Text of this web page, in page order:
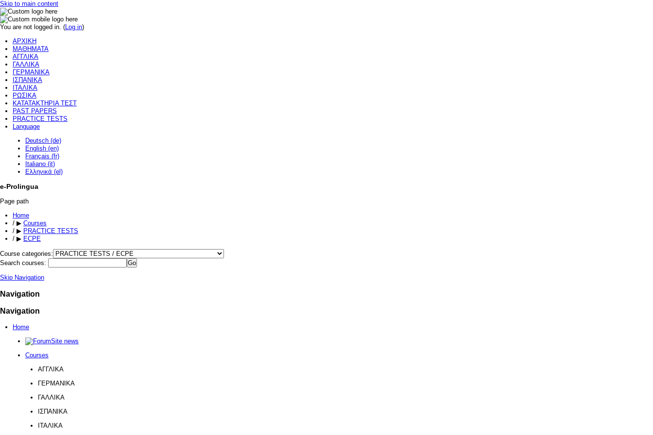
Skip to main content
You are not logged in. (Log in)
ΑΡΧΙΚΗ
ΜΑΘΗΜΑΤΑ
ΑΓΓΛΙΚΑ
ΓΑΛΛΙΚΑ
ΓΕΡΜΑΝΙΚΑ
ΙΣΠΑΝΙΚΑ
ΙΤΑΛΙΚΑ
ΡΩΣΙΚΑ
ΚΑΤΑΤΑΚΤΗΡΙΑ ΤΕΣΤ
PAST PAPERS
PRACTICE TESTS
Language
Deutsch (de)
English (en)
Français (fr)
Italiano (it)
Ελληνικά (el)
e-Prolingua
Page path
Home
/ ▶ Courses
/ ▶ PRACTICE TESTS
/ ▶ ECPE
Course categories:
Search courses:
Skip Navigation
Navigation
Navigation
Home
Site news
Courses
ΑΓΓΛΙΚΑ
ΓΕΡΜΑΝΙΚΑ
ΓΑΛΛΙΚΑ
ΙΣΠΑΝΙΚΑ
ΙΤΑΛΙΚΑ